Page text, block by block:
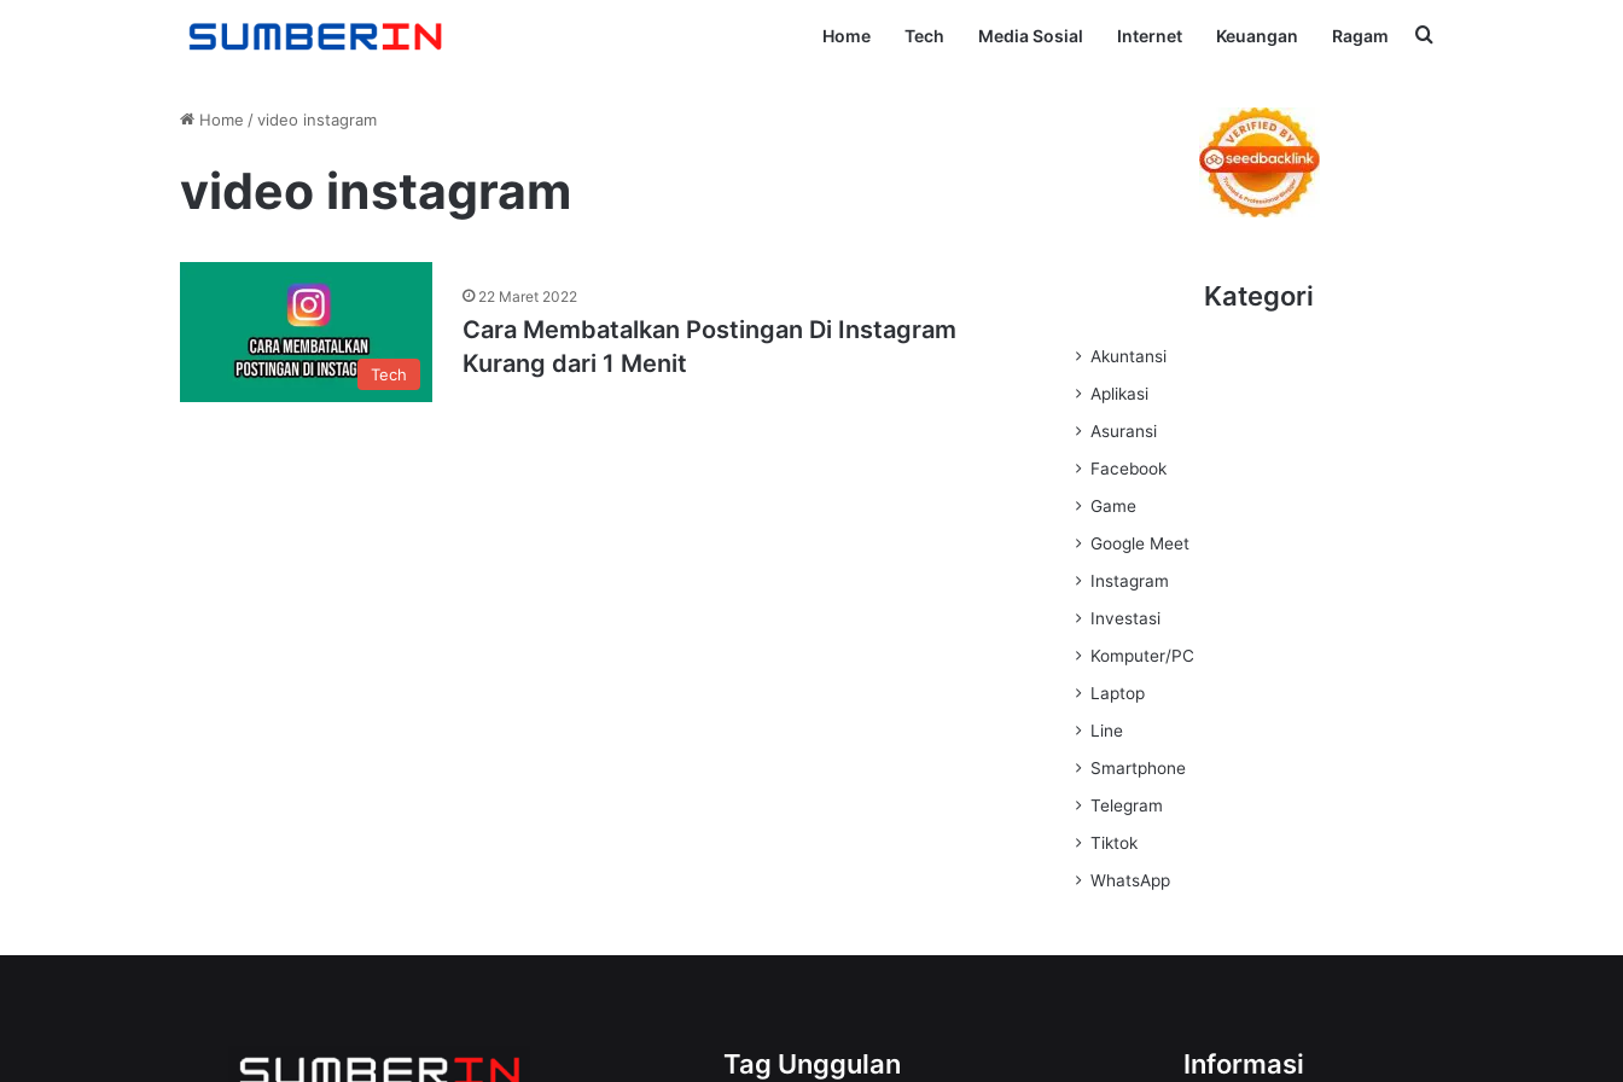
Home Tech Media Sosial Internet Keuangan Ragam Search for
Home / video instagram
video instagram
Tech
22 Maret 2022
Cara Membatalkan Postingan Di Instagram
Kurang dari 1 Menit
Kategori
Akuntansi
Aplikasi
Asuransi
Facebook
Game
Google Meet
Instagram
Investasi
Komputer/PC
Laptop
Line
Smartphone
Telegram
Tiktok
WhatsApp
Tag Unggulan Informasi